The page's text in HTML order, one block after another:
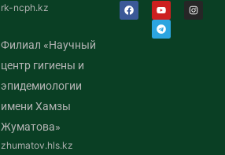
rk-ncph.kz
Филиал «Научный
центр гигиены и
эпидемиологии
имени Хамзы
Жуматова»
zhumatov.hls.kz